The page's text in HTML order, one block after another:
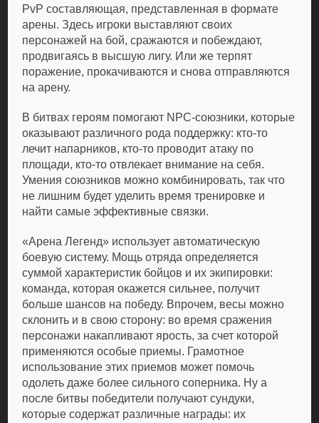
PvP составляющая, представленная в формате
арены. Здесь игроки выставляют своих
персонажей на бой, сражаются и побеждают,
продвигаясь в высшую лигу. Или же терпят
поражение, прокачиваются и снова отправляются
на арену.
В битвах героям помогают NPC-союзники, которые
оказывают различного рода поддержку: кто-то
лечит напарников, кто-то проводит атаку по
площади, кто-то отвлекает внимание на себя.
Умения союзников можно комбинировать, так что
не лишним будет уделить время тренировке и
найти самые эффективные связки.
«Арена Легенд» использует автоматическую
боевую систему. Мощь отряда определяется
суммой характеристик бойцов и их экипировки:
команда, которая окажется сильнее, получит
больше шансов на победу. Впрочем, весы можно
склонить и в свою сторону: во время сражения
персонажи накапливают ярость, за счет которой
применяются особые приемы. Грамотное
использование этих приемов может помочь
одолеть даже более сильного соперника. Ну а
после битвы победители получают сундуки,
которые содержат различные награды: их